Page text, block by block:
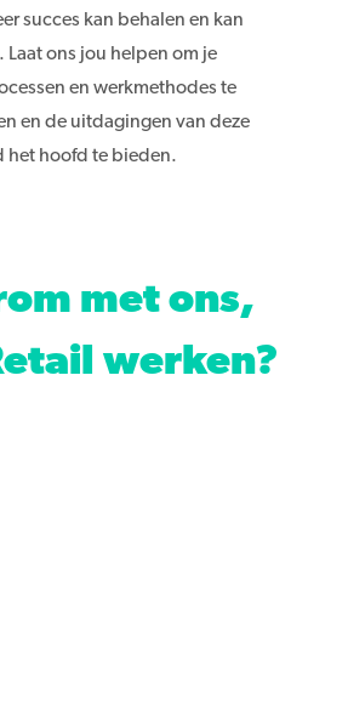
succes kan behalen en kan
Laat ons jou helpen om je
en werkmethodes te
en de uitdagingen van deze
het hoofd te bieden.
met ons,
werken?